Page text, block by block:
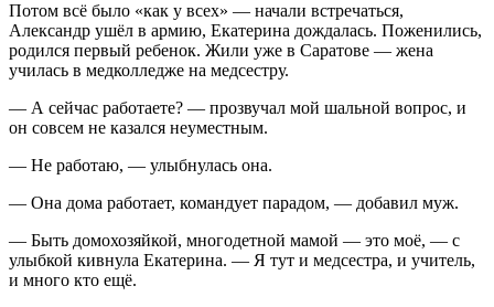
Потом всё было «как у всех» — начали встречаться,
Александр ушёл в армию, Екатерина дождалась. Поженились,
родился первый ребенок. Жили уже в Саратове — жена
училась в медколледже на медсестру.
— А сейчас работаете? — прозвучал мой шальной вопрос, и
он совсем не казался неуместным.
— Не работаю, — улыбнулась она.
— Она дома работает, командует парадом, — добавил муж.
— Быть домохозяйкой, многодетной мамой — это моё, — с
улыбкой кивнула Екатерина. — Я тут и медсестра, и учитель,
и много кто ещё.